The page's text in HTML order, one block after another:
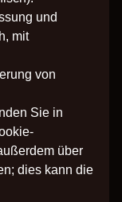
und
mit
von
Sie in
über
dies kann die